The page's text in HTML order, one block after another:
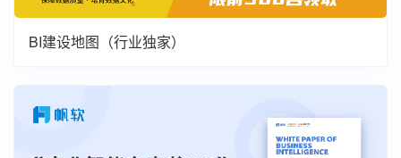
BI建设地图（行业独家）